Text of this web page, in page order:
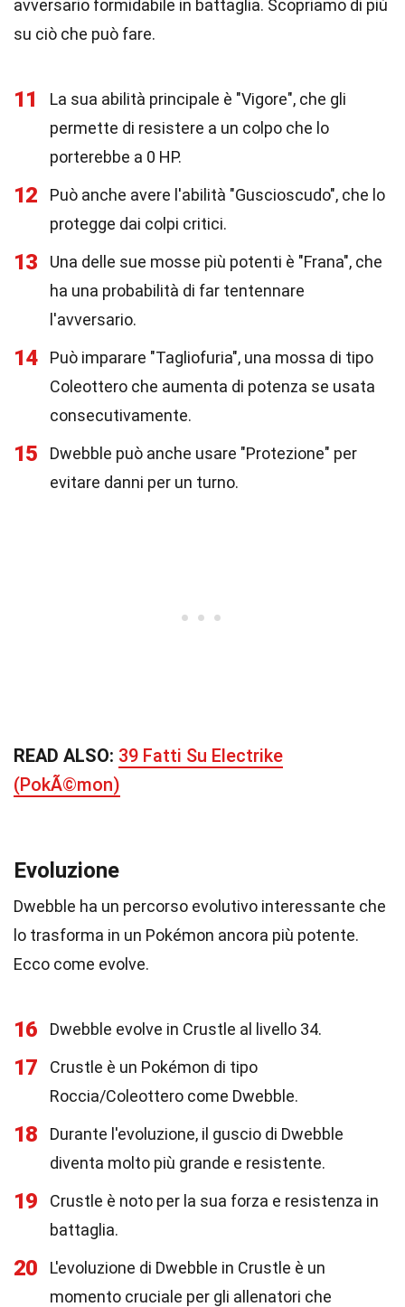
avversario formidabile in battaglia. Scopriamo di più
su ciò che può fare.
11
La sua abilità principale è "Vigore", che gli
permette di resistere a un colpo che lo
porterebbe a 0 HP.
12
Può anche avere l'abilità "Guscioscudo", che lo
protegge dai colpi critici.
13
Una delle sue mosse più potenti è "Frana", che
ha una probabilità di far tentennare
l'avversario.
14
Può imparare "Tagliofuria", una mossa di tipo
Coleottero che aumenta di potenza se usata
consecutivamente.
15
Dwebble può anche usare "Protezione" per
evitare danni per un turno.
READ ALSO: 39 Fatti Su Electrike
(PokÃ©mon)
Evoluzione
Dwebble ha un percorso evolutivo interessante che
lo trasforma in un Pokémon ancora più potente.
Ecco come evolve.
16 Dwebble evolve in Crustle al livello 34.
17
Crustle è un Pokémon di tipo
Roccia/Coleottero come Dwebble.
18
Durante l'evoluzione, il guscio di Dwebble
diventa molto più grande e resistente.
19
Crustle è noto per la sua forza e resistenza in
battaglia.
20
L'evoluzione di Dwebble in Crustle è un
momento cruciale per gli allenatori che